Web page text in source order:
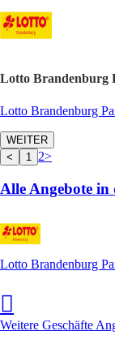
Lotto Brandenburg
Lotto Brandenburg
WEITER
<
1 2>
Alle Angebote
Lotto Brandenburg
Weitere Geschäfte